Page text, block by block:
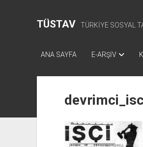
TÜSTAV TÜRKİYE SOSYAL
ANA SAYFA E-ARŞİV